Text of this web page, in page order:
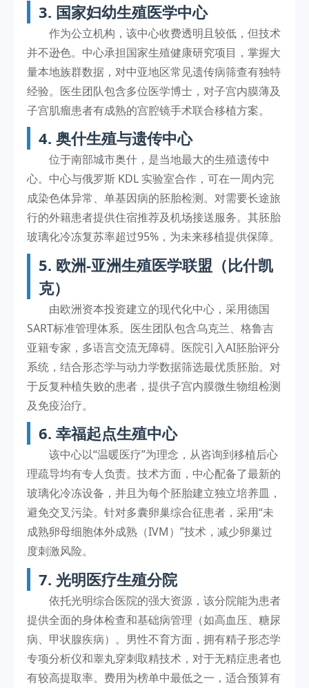
3. 国家妇幼生殖医学中心
作为公立机构，该中心收费透明且较低，但技术
并不逊色。中心承担国家生殖健康研究项目，掌握大
量本地族群数据，对中亚地区常见遗传病筛查有独特
经验。医生团队包含多位医学博士，对子宫内膜薄及
子宫肌瘤患者有成熟的宫腔镜手术联合移植方案。
4. 奥什生殖与遗传中心
位于南部城市奥什，是当地最大的生殖遗传中
心。中心与俄罗斯 KDL 实验室合作，可在一周内完
成染色体异常、单基因病的胚胎检测。对需要长途旅
行的外籍患者提供住宿推荐及机场接送服务。其胚胎
玻璃化冷冻复苏率超过95%，为未来移植提供保障。
5. 欧洲-亚洲生殖医学联盟（比什凯
克）
由欧洲资本投资建立的现代化中心，采用德国
SART标准管理体系。医生团队包含乌克兰、格鲁吉
亚籍专家，多语言交流无障碍。医院引入AI胚胎评分
系统，结合形态学与动力学数据筛选最优质胚胎。对
于反复种植失败的患者，提供子宫内膜微生物组检测
及免疫治疗。
6. 幸福起点生殖中心
该中心以“温暖医疗”为理念，从咨询到移植后心
理疏导均有专人负责。技术方面，中心配备了最新的
玻璃化冷冻设备，并且为每个胚胎建立独立培养皿，
避免交叉污染。针对多囊卵巢综合征患者，采用“未
成熟卵母细胞体外成熟（IVM）”技术，减少卵巢过
度刺激风险。
7. 光明医疗生殖分院
依托光明综合医院的强大资源，该分院能为患者
提供全面的身体检查和基础病管理（如高血压、糖尿
病、甲状腺疾病）。男性不育方面，拥有精子形态学
专项分析仪和睾丸穿刺取精技术，对于无精症患者也
有较高提取率。费用为榜单中最低之一，适合预算有